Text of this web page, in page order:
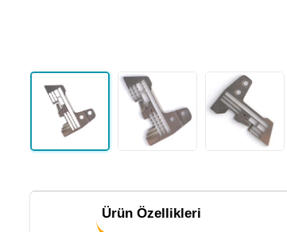
Ürün Özellikleri